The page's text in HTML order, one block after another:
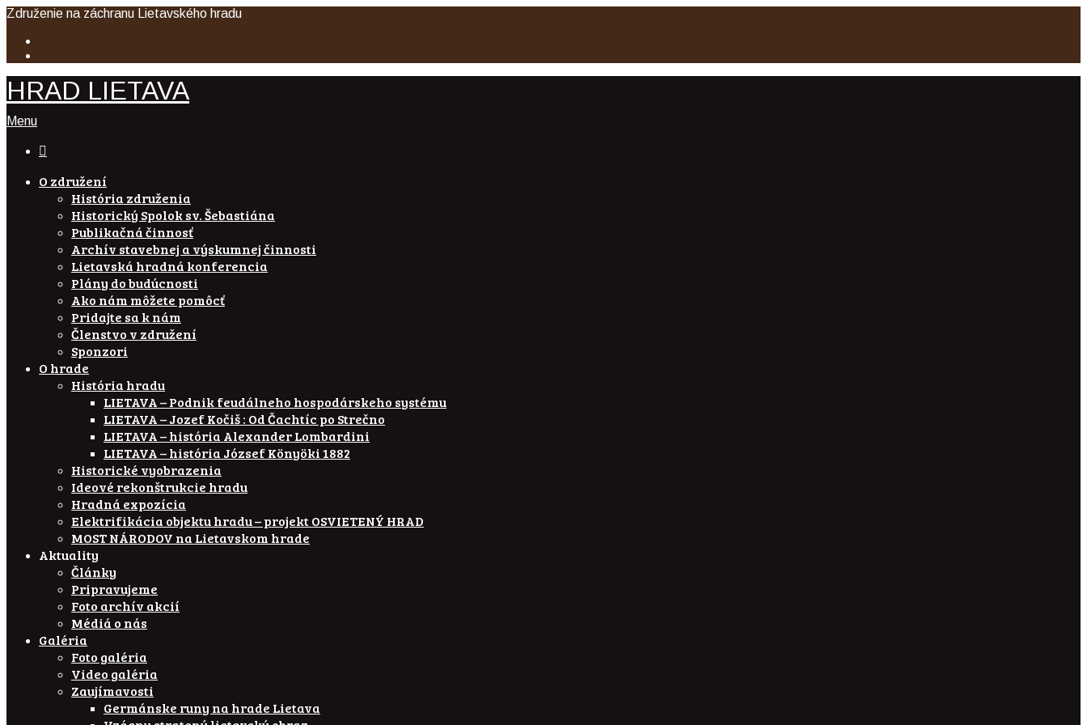
Združenie na záchranu Lietavského hradu
HRAD LIETAVA
Menu

O združení
História združenia
Historický Spolok sv. Šebastiána
Publikačná činnosť
Archív stavebnej a výskumnej činnosti
Lietavská hradná konferencia
Plány do budúcnosti
Ako nám môžete pomôcť
Pridajte sa k nám
Členstvo v združení
Sponzori
O hrade
História hradu
LIETAVA – Podnik feudálneho hospodárskeho systému
LIETAVA – Jozef Kočiš : Od Čachtíc po Strečno
LIETAVA – história Alexander Lombardini
LIETAVA – história József Könyöki 1882
Historické vyobrazenia
Ideové rekonštrukcie hradu
Hradná expozícia
Elektrifikácia objektu hradu – projekt OSVIETENÝ HRAD
MOST NÁRODOV na Lietavskom hrade
Aktuality
Články
Pripravujeme
Foto archív akcií
Médiá o nás
Galéria
Foto galéria
Video galéria
Zaujímavosti
Germánske runy na hrade Lietava